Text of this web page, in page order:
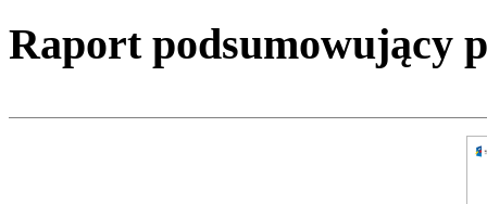
Raport podsumowujący